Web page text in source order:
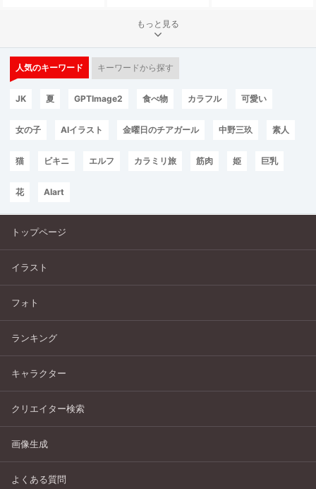
もっと見る
人気のキーワード キーワードから探す
JK 夏 GPTImage2 食べ物 カラフル 可愛い
女の子 AIイラスト 金曜日のチアガール 中野三玖 素人
猫 ビキニ エルフ カラミリ旅 筋肉 姫 巨乳
花 AIart
トップページ
イラスト
フォト
ランキング
キャラクター
クリエイター検索
画像生成
よくある質問